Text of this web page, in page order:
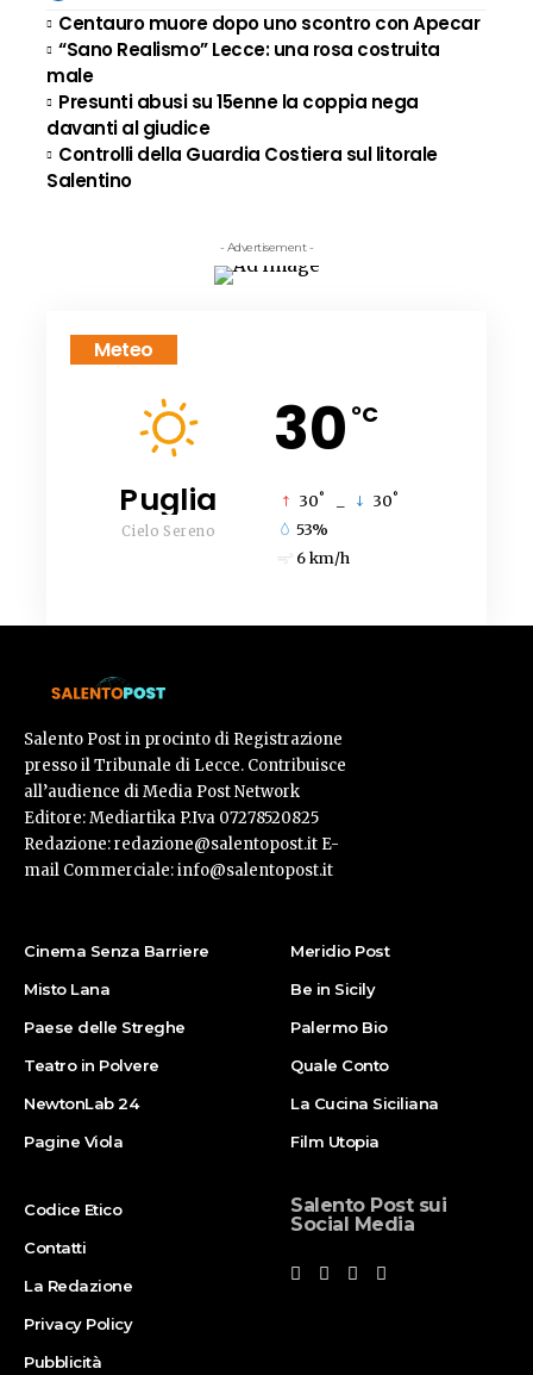
Centauro muore dopo uno scontro con Apecar
“Sano Realismo” Lecce: una rosa costruita
male
Presunti abusi su 15enne la coppia nega
davanti al giudice
Controlli della Guardia Costiera sul litorale
Salentino
- Advertisement -
Meteo
30 °C
Puglia
Cielo Sereno
30° 30°
53%
6 km/h
Salento Post in procinto di Registrazione
presso il Tribunale di Lecce. Contribuisce
all’audience di Media Post Network
Editore: Mediartika P.Iva 07278520825
Redazione: redazione@salentopost.it E-
mail Commerciale: info@salentopost.it
Cinema Senza Barriere
Misto Lana
Paese delle Streghe
Teatro in Polvere
NewtonLab 24
Pagine Viola
Meridio Post
Be in Sicily
Palermo Bio
Quale Conto
La Cucina Siciliana
Film Utopia
Codice Etico
Contatti
La Redazione
Privacy Policy
Pubblicità
Salento Post sui
Social Media